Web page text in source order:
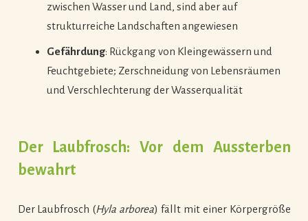
zwischen Wasser und Land, sind aber auf
strukturreiche Landschaften angewiesen
Gefährdung: Rückgang von Kleingewässern und
Feuchtgebiete; Zerschneidung von Lebensräumen
und Verschlechterung der Wasserqualität
Der Laubfrosch: Vor dem Aussterben
bewahrt
Der Laubfrosch (Hyla arborea) fällt mit einer Körpergröße